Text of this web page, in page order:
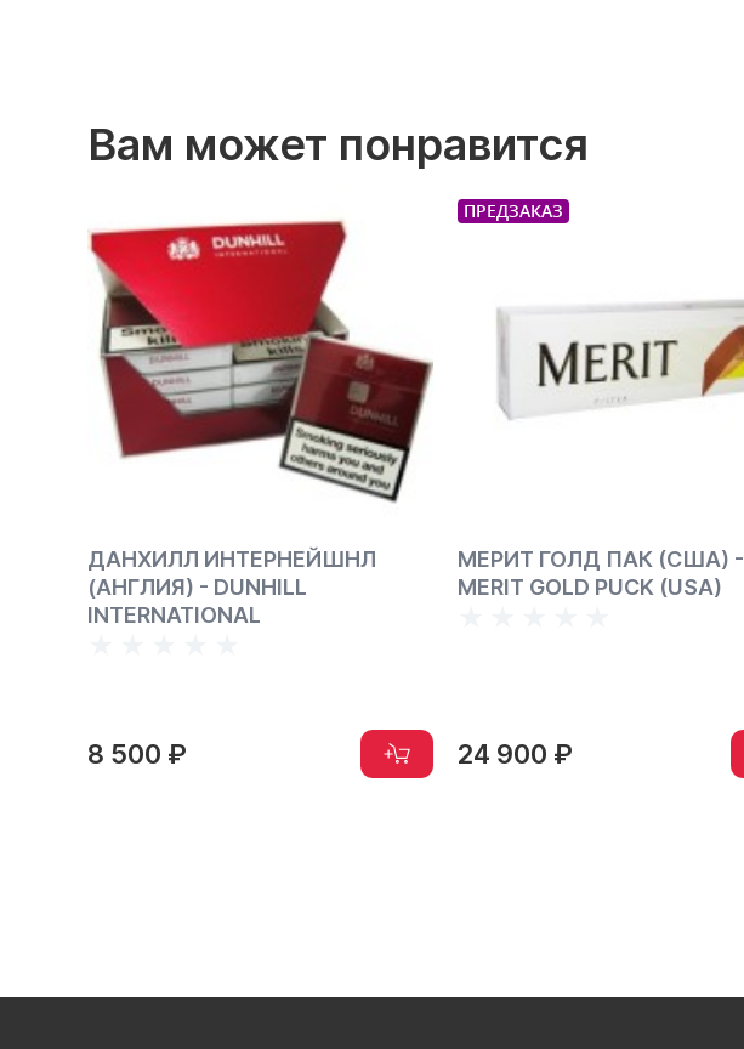
Вам может понравится
ДАНХИЛЛ ИНТЕРНЕЙШНЛ
(АНГЛИЯ) - DUNHILL
INTERNATIONAL
8 500 ₽
ПРЕДЗАКАЗ
МЕРИТ ГОЛД ПАК (США) -
MERIT GOLD PUCK (USA)
24 900 ₽